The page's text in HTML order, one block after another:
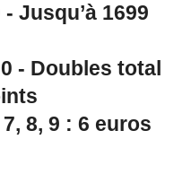
Jusqu’à 1699
- Doubles total
8, 9 : 6 euros